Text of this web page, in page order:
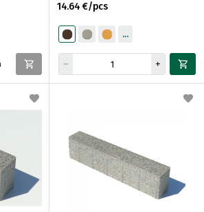
14.64 €/pcs